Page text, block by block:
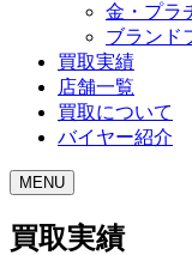
金・プラ
ブランド
買取実績
店舗一覧
買取について
バイヤー紹介
MENU
買取実績